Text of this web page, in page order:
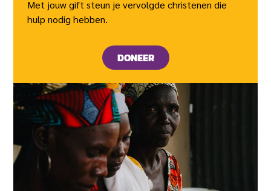
Met jouw gift steun je vervolgde christenen die
hulp nodig hebben.
DONEER